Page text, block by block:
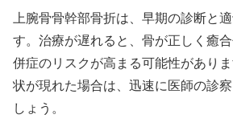
上腕骨骨幹部骨折は、早期の診断と
す。治療が遅れると、骨が正しく癒
併症のリスクが高まる可能性があり
状が現れた場合は、迅速に医師の診
しょう。